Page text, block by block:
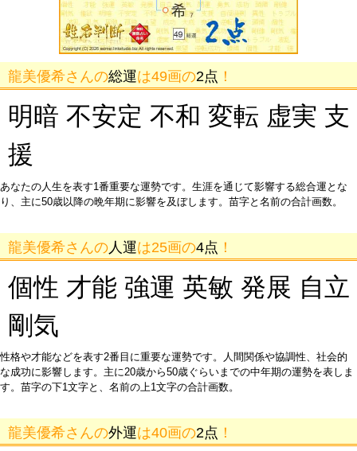
龍美優希さんの総運は49画の2点 ！
明暗 不安定 不和 変転 虚実 支
援
あなたの人生を表す1番重要な運勢です。生涯を通じて影響する総合運とな
り、主に50歳以降の晩年期に影響を及ぼします。苗字と名前の合計画数。
龍美優希さんの 人運は25画の4点 ！
個性 才能 強運 英敏 発展 自立
剛気
性格や才能などを表す2番目に重要な運勢です。人間関係や協調性、社会的
な成功に影響します。主に20歳から50歳ぐらいまでの中年期の運勢を表しま
す。苗字の下1文字と、名前の上1文字の合計画数。
龍美優希さんの外運は40画の2点 ！